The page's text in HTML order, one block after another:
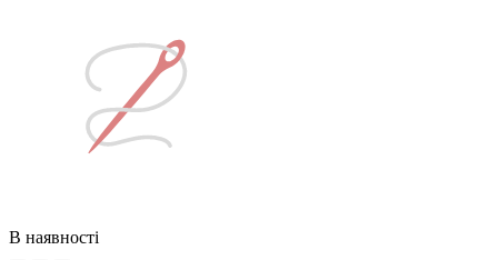
В наявності